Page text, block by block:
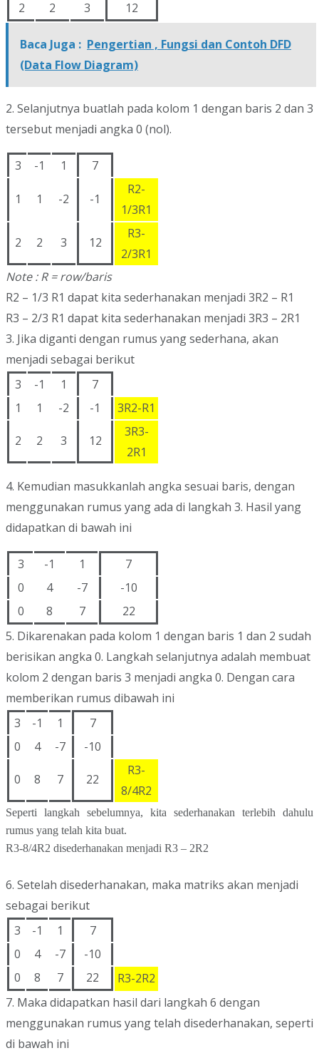
2 2 3 12
Baca Juga : Pengertian , Fungsi dan Contoh DFD
(Data Flow Diagram)
2. Selanjutnya buatlah pada kolom 1 dengan baris 2 dan 3
tersebut menjadi angka 0 (nol).
3 -1 1 7
1 1 -2 -1
R2-
1/3R1
2 2 3 12
R3-
2/3R1
Note : R = row/baris
R2 – 1/3 R1 dapat kita sederhanakan menjadi 3R2 – R1
R3 – 2/3 R1 dapat kita sederhanakan menjadi 3R3 – 2R1
3. Jika diganti dengan rumus yang sederhana, akan
menjadi sebagai berikut
3
-1 1
7
1
1 -2 -1 3R2-R1
2 2 3 12
3R3-
2R1
4. Kemudian masukkanlah angka sesuai baris, dengan
menggunakan rumus yang ada di langkah 3. Hasil yang
didapatkan di bawah ini
3 -1 1
7
0
4 -7
-10
0
8 7
22
5. Dikarenakan pada kolom 1 dengan baris 1 dan 2 sudah
berisikan angka 0. Langkah selanjutnya adalah membuat
kolom 2 dengan baris 3 menjadi angka 0. Dengan cara
memberikan rumus dibawah ini
3
-1 1
7
0
4 -7 -10
0 8 7 22
R3-
8/4R2
Seperti langkah sebelumnya, kita sederhanakan terlebih dahulu
rumus yang telah kita buat.
R3-8/4R2 disederhanakan menjadi R3 – 2R2
6. Setelah disederhanakan, maka matriks akan menjadi
sebagai berikut
3
-1 1
7
0
4 -7
-10
0
8 7 22
R3-2R2
7. Maka didapatkan hasil dari langkah 6 dengan
menggunakan rumus yang telah disederhanakan, seperti
di bawah ini